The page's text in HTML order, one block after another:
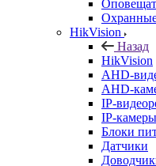
HikVision
Назад
HikVision
AHD-
AHD-
IP-
IP-камеры
Блоки
Датчики